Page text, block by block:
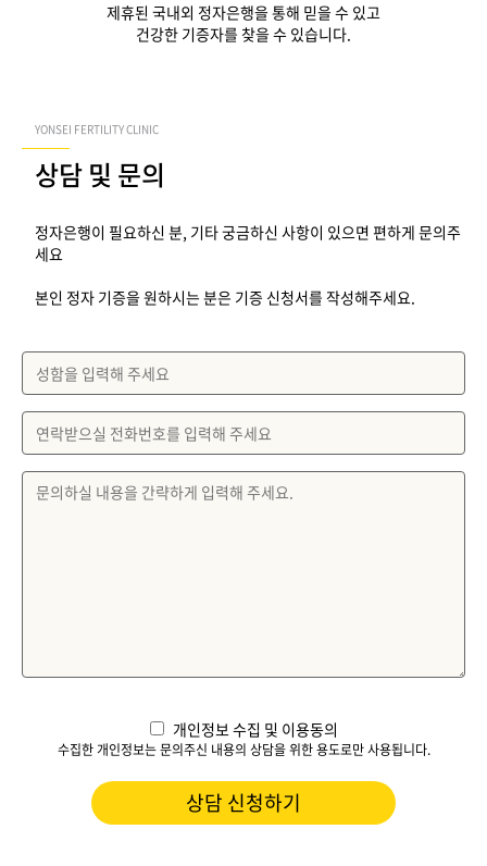
제휴된 국내외 정자은행을 통해 믿을 수 있고
건강한 기증자를 찾을 수 있습니다.
YONSEI FERTILITY CLINIC
상담 및 문의
정자은행이 필요하신 분, 기타 궁금하신 사항이 있으면 편하게 문의주
세요
본인 정자 기증을 원하시는 분은 기증 신청서를 작성해주세요.
개인정보 수집 및 이용동의
수집한 개인정보는 문의주신 내용의 상담을 위한 용도로만 사용됩니다.